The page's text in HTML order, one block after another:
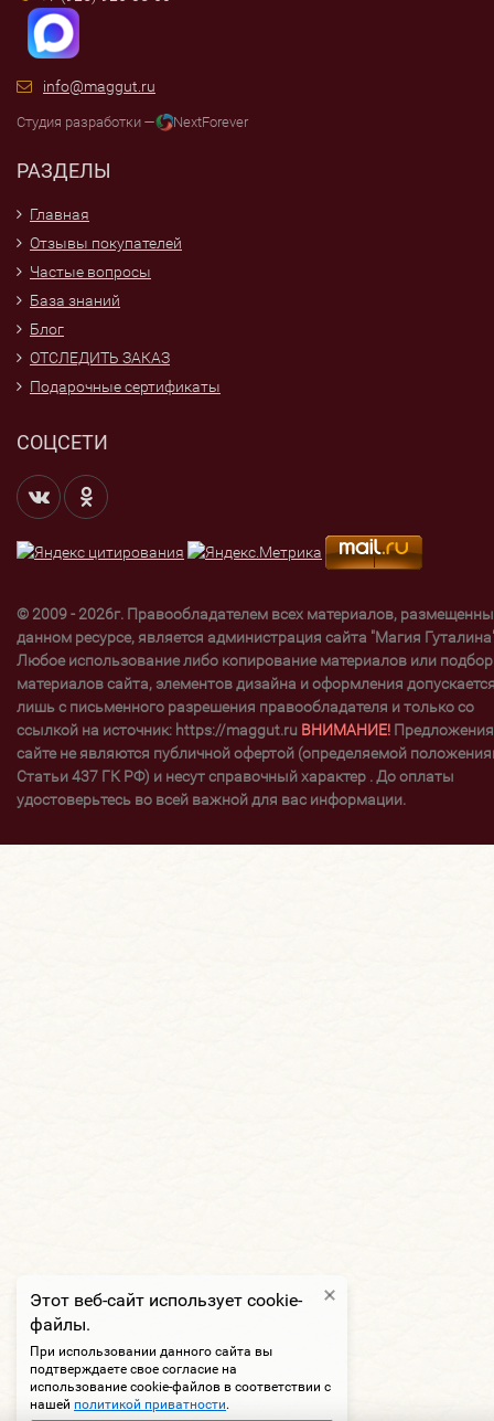
Этот веб-сайт использует cookie-
файлы.
При использовании данного сайта вы
подтверждаете свое согласие на
использование cookie-файлов в соответствии с
нашей политикой приватности.
info@maggut.ru
Студия разработки — NextForever
РАЗДЕЛЫ
Главная
Отзывы покупателей
Частые вопросы
База знаний
Блог
ОТСЛЕДИТЬ ЗАКАЗ
Подарочные сертификаты
СОЦСЕТИ
© 2009 - 2026г. Правообладателем всех материалов,
данном ресурсе, является администрация сайта "Магия
Любое использование либо копирование материалов или
материалов сайта, элементов дизайна и оформления
лишь с письменного разрешения правообладателя и только со
ссылкой на источник: https://maggut.ru ВНИМАНИЕ!
сайте не являются публичной офертой (определяемой
Статьи 437 ГК РФ) и несут справочный характер . До оплаты
удостоверьтесь во всей важной для вас информации.